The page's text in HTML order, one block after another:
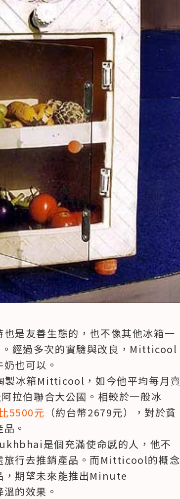
也是友善生態的，也不像其他冰箱一
經過多次的實驗與改良，Mitticool
也可以。
冰箱Mitticool，如今他平均每月賣
拉伯聯合大公國。相較於一般冰
5500元 （約台幣2679元），對於貧
。
是個充滿使命感的人，他不
旅行去推銷產品。而Mitticool的概念
，期望未來能推出Minute
的效果。